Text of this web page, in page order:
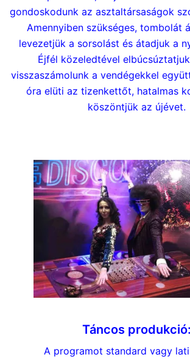
gondoskodunk az asztaltársaságok
Amennyiben szükséges, tombolát
levezetjük a sorsolást és átadjuk a
Éjfél közeledtével
visszaszámolunk a vendégekkel
óra elüti az tizenkettőt, hatalmas
köszöntjük az újévet.
Táncos produkció:
A programot standard vagy